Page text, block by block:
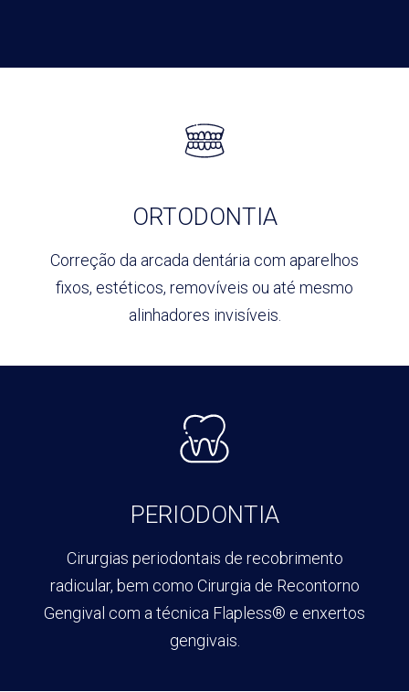
ORTODONTIA
Correção da arcada dentária com aparelhos
fixos, estéticos, removíveis ou até mesmo
alinhadores invisíveis.
PERIODONTIA
Cirurgias periodontais de recobrimento
radicular, bem como Cirurgia de Recontorno
Gengival com a técnica Flapless® e enxertos
gengivais.